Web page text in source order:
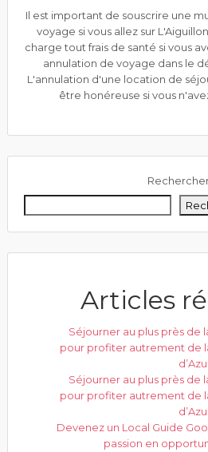
Il est important de souscrire une
voyage si vous allez sur
charge tout frais de santé si vous
annulation de voyage dans le
L'annulation d'une location de
être honéreuse si vous
Articles
Séjourner au plus près de
pour profiter autrement de
Séjourner au plus près de
pour profiter autrement de
Devenez un Local Guide
passion en